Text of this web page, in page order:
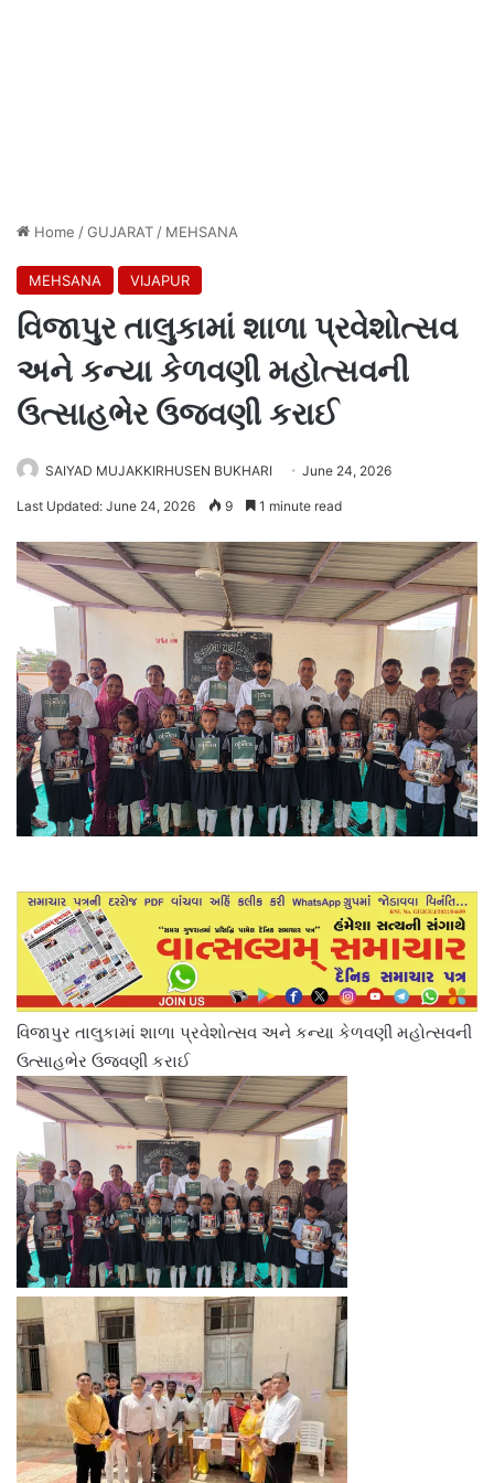
Home /GUJARAT / MEHSANA
MEHSANA VIJAPUR
વિજાપુર તાલુકામાં શાળા પ્રવેશોત્સવ
અને કન્યા કેળવણી મહોત્સવની
ઉત્સાહભેર ઉજવણી કરાઈ
SAIYAD MUJAKKIRHUSEN BUKHARI June 24, 2026
Last Updated: June 24, 2026 9 1 minute read
વિજાપુર તાલુકામાં શાળા પ્રવેશોત્સવ અને કન્યા કેળવણી મહોત્સવની
ઉત્સાહભેર ઉજવણી કરાઈ